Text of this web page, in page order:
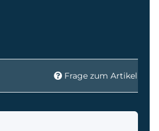
Frage zum Artikel